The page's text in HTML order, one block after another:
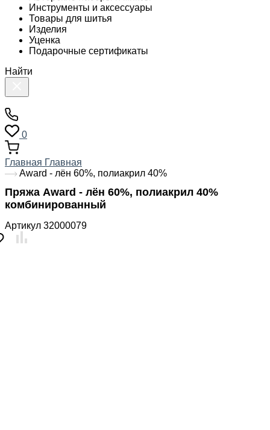
Инструменты и аксессуары
Товары для шитья
Изделия
Уценка
Подарочные сертификаты
Найти
0
Главная Главная
Award - лён 60%, полиакрил 40%
Пряжа Award - лён 60%, полиакрил 40%
комбинированный
Артикул 32000079